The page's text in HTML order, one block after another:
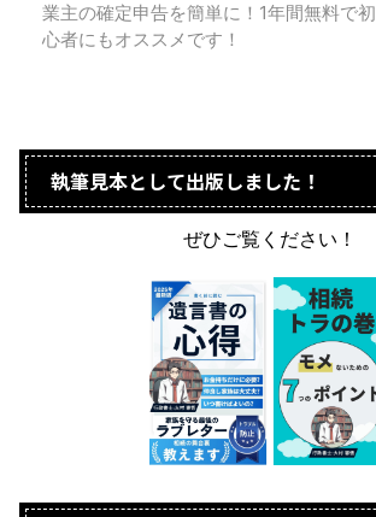
業主の確定申告を簡単に！1年間無料で初
心者にもオススメです！
執筆見本として出版しました！
ぜひご覧ください！